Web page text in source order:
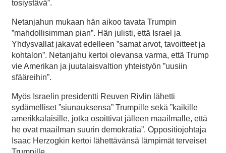
tosiystävä”.
Netanjahun mukaan hän aikoo tavata Trumpin
”mahdollisimman pian”. Hän julisti, että Israel ja
Yhdysvallat jakavat edelleen ”samat arvot, tavoitteet ja
kohtalon”. Netanjahu kertoi olevansa varma, että Trump
vie Amerikan ja juutalaisvaltion yhteistyön ”uusiin
sfääreihin”.
Myös Israelin presidentti Reuven Rivlin lähetti
sydämelliset ”siunauksensa” Trumpille sekä ”kaikille
amerikkalaisille, jotka osoittivat jälleen maailmalle, että
he ovat maailman suurin demokratia”. Oppositiojohtaja
Isaac Herzogkin kertoi lähettävänsä lämpimät terveiset